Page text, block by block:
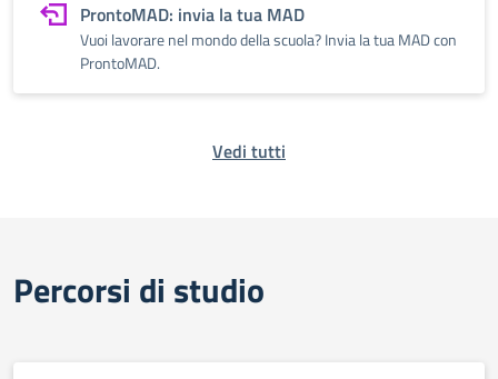
ProntoMAD: invia la tua MAD
Vuoi lavorare nel mondo della scuola? Invia la tua MAD con
ProntoMAD.
Vedi tutti
Percorsi di studio